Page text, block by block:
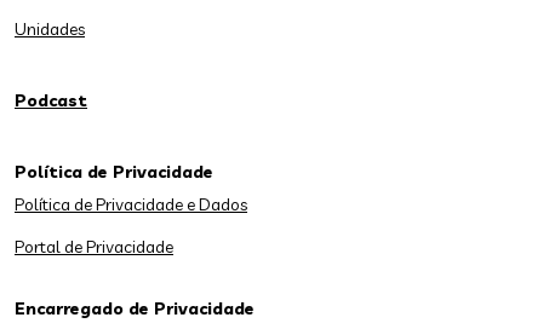
Unidades
Podcast
Política de Privacidade
Política de Privacidade e Dados
Portal de Privacidade
Encarregado de Privacidade